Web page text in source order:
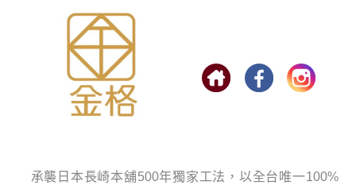
承襲日本長崎本舖500年獨家工法，以全台唯一100%